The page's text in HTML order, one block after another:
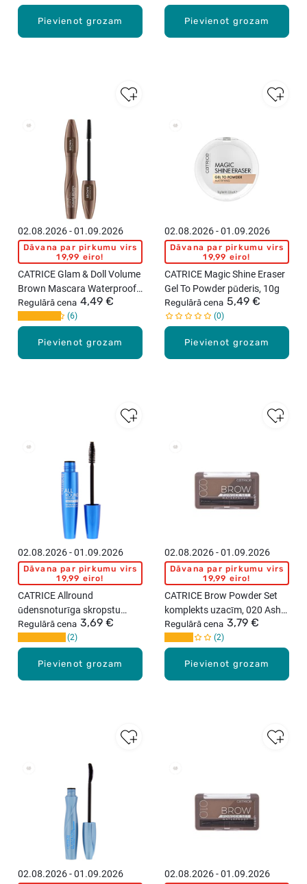
Pievienot grozam Pievienot grozam
Pievienot grozam
02.08.2026 - 01.09.2026
Dāvana par pirkumu virs
19,99 eiro!
CATRICE Glam & Doll Volume
Brown Mascara Waterproof
skropstu tuša, 10ml
Regulārā cena 4,49 €
6
Pievienot grozam
02.08.2026 - 01.09.2026
Dāvana par pirkumu virs
19,99 eiro!
CATRICE Magic Shine Eraser
Gel To Powder pūderis, 10g
Regulārā cena 5,49 €
0
Pievienot grozam
02.08.2026 - 01.09.2026
Dāvana par pirkumu virs
19,99 eiro!
CATRICE Allround
ūdensnoturīga skropstu
tuša, 12ml
Regulārā cena 3,69 €
2
Pievienot grozam
02.08.2026 - 01.09.2026
Dāvana par pirkumu virs
19,99 eiro!
CATRICE Brow Powder Set
komplekts uzacīm, 020 Ash
Brown, 4g
Regulārā cena 3,79 €
2
02.08.2026 - 01.09.2026 02.08.2026 - 01.09.2026